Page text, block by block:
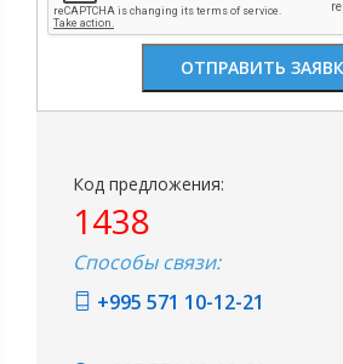
Код предложения:
1438
Способы связи:
+995 571 10-12-21